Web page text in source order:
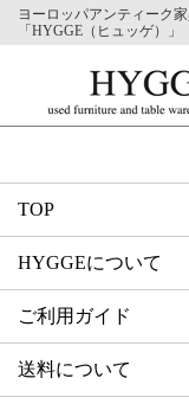
ヨーロッパアンティーク
「HYGGE（ヒュッゲ）」
TOP
HYGGEについて
ご利用ガイド
送料について